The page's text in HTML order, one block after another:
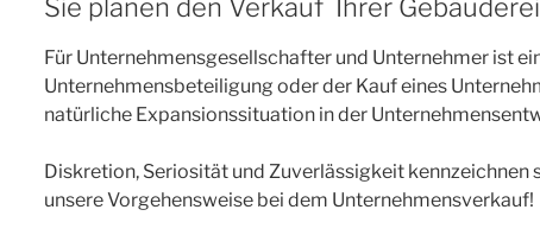
Sie planen den Verkauf Ihrer
Für Unternehmensgesellschafter und Unternehmer ist
Unternehmensbeteiligung oder der Kauf eines
natürliche Expansionssituation in der
Diskretion, Seriosität und Zuverlässigkeit kennzeichnen
unsere Vorgehensweise bei dem Unternehmensverkauf!